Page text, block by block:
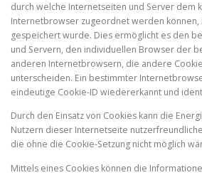
durch welche Internetseiten und Server dem
Internetbrowser zugeordnet werden können,
gespeichert wurde. Dies ermöglicht es den
und Servern, den individuellen Browser der
anderen Internetbrowsern, die andere
unterscheiden. Ein bestimmter
eindeutige Cookie-ID wiedererkannt und
Durch den Einsatz von Cookies kann die
Nutzern dieser Internetseite
die ohne die Cookie-Setzung nicht möglich
Mittels eines Cookies können die